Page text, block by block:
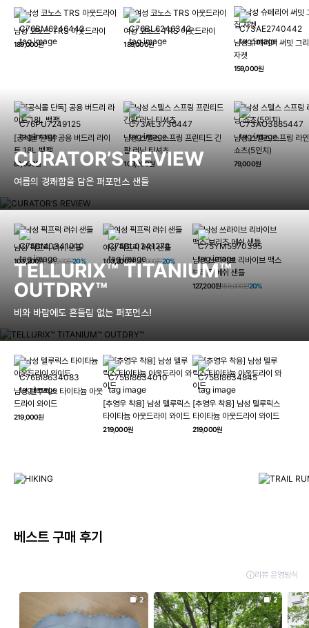
남성 코노스 TRS 아웃드라이
189,000원
여성 코노스 TRS 아웃드라이
189,000원
남성 슈페리어 써밋 그
자켓
159,000원
[공식몰 단독] 공용 버드리 라이
트 18L 백팩
89,000원
남성 스텔스 스프링 프린티드 긴
팔 러닝 티셔츠
109,000원
남성 스텔스 스프링 라
쇼츠(5인치)
79,000원
CURATOR’S REVIEW
여름의 경쾌함을 담은 퍼포먼스 샌들
남성 픽프릭 러쉬 샌들
103,200원129,000원20%
여성 픽프릭 러쉬 샌들
103,200원129,000원20%
남성 쓰라이브 리바이브 맥스
브리즈 메쉬 샌들
127,200원159,000원20%
TELLURIX™ TITANIUM™
OUTDRY™
비와 바람에도 흔들림 없는 퍼포먼스!
남성 텔루릭스 타이타늄 아웃
드라이 와이드
219,000원
[추영우 착용] 남성 텔루릭스
타이타늄 아웃드라이 와이드
219,000원
[추영우 착용] 남성 텔루릭스
타이타늄 아웃드라이 와이드
219,000원
HIKING
컬럼비아와 함께 일상을 벗어나
하이킹, 트레킹 등 아웃도어 활동을 즐겨보세요.
베스트 구매 후기